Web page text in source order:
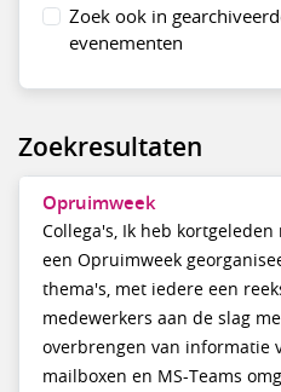
Zoek ook in
evenementen
Zoekresultaten
Opruimweek
Collega's, Ik heb
een Opruimweek
thema's, met iedere een
medewerkers aan de slag
overbrengen van informatie
mailboxen en MS-Teams